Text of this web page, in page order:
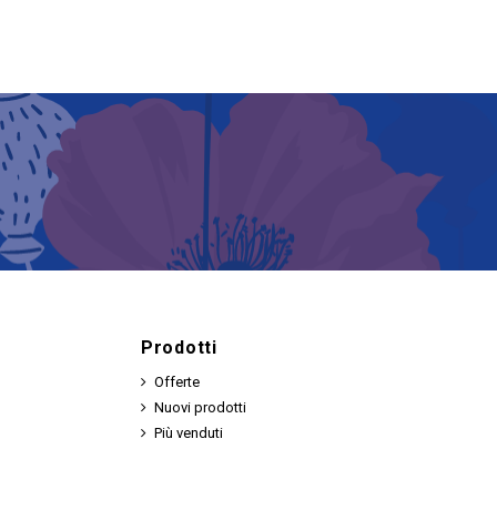
Prodotti
Offerte
Nuovi prodotti
Più venduti